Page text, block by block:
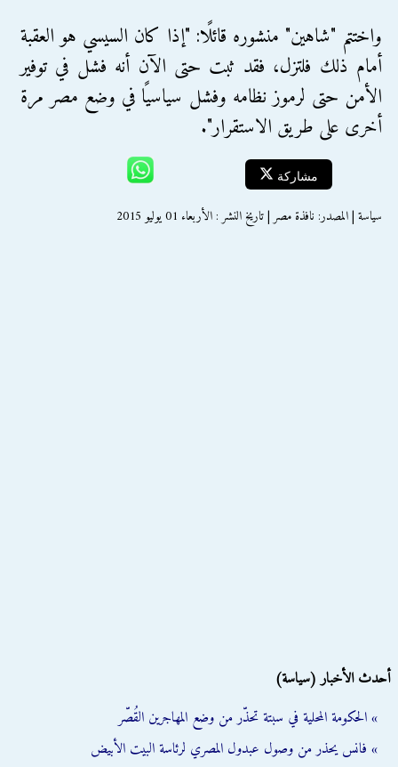
واختتم "شاهين" منشوره قائلًا: "إذا كان السيسي هو العقبة
أمام ذلك فلتزل، فقد ثبت حتى الآن أنه فشل في توفير
الأمن حتى لرموز نظامه وفشل سياسيًا في وضع مصر مرة
أخرى على طريق الاستقرار".
مشاركة
سياسة | المصدر: نافذة مصر | تاريخ النشر : الأربعاء 01 يوليو 2015
أحدث الأخبار (سياسة)
» الحكومة المحلية في سبتة تحذّر من وضع المهاجرين القُصّر
» فانس يحذر من وصول عبدول المصري لرئاسة البيت الأبيض